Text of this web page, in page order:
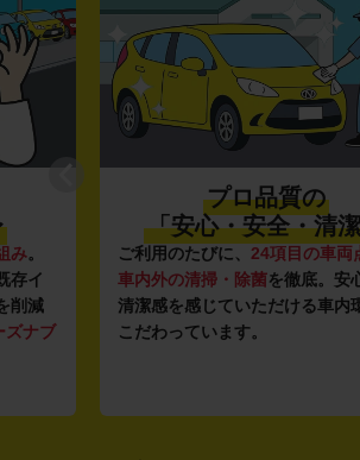
み。
存イ
削減
ズナブ
プロ品質の
「安心・安全・清
ご利用のたびに、 24項目の車両
車内外の清掃・除菌を徹底。安
清潔感を感じていただける車内
こだわっています。